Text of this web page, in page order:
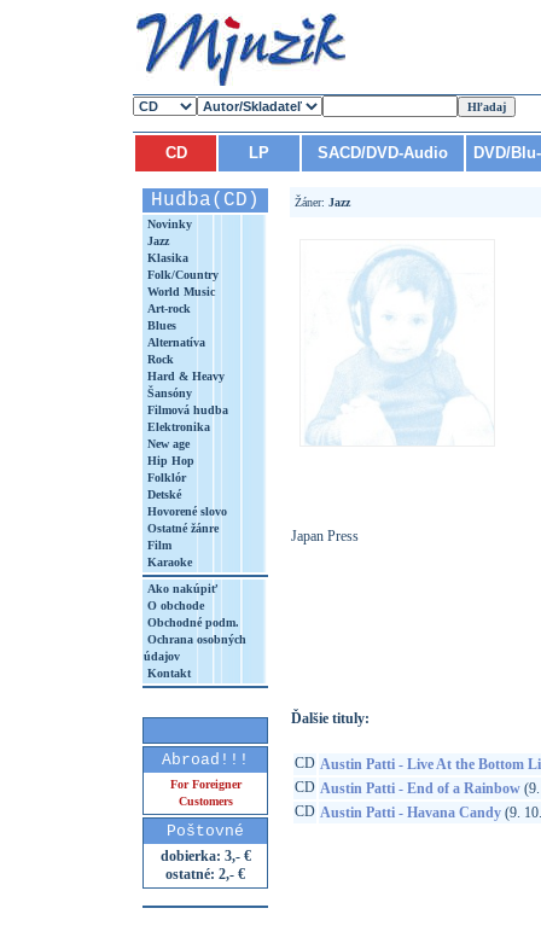
CD LP SACD/DVD-Audio DVD/
Hudba(CD)
Novinky
Jazz
Klasika
Folk/Country
World Music
Art-rock
Blues
Alternatíva
Rock
Hard & Heavy
Šansóny
Filmová hudba
Elektronika
New age
Hip Hop
Folklór
Detské
Hovorené slovo
Ostatné žánre
Film
Karaoke
Ako nakúpiť
O obchode
Obchodné podm.
Ochrana osobných
údajov
Kontakt
Abroad!!!
For Foreigner
Customers
Poštovné
dobierka: 3,- €
ostatné: 2,- €
Žáner: Jazz
Japan Press
Ďalšie tituly:
CD Austin Patti - Live At the Bottom
CD Austin Patti - End of a Rainbow
CD Austin Patti - Havana Candy (9.